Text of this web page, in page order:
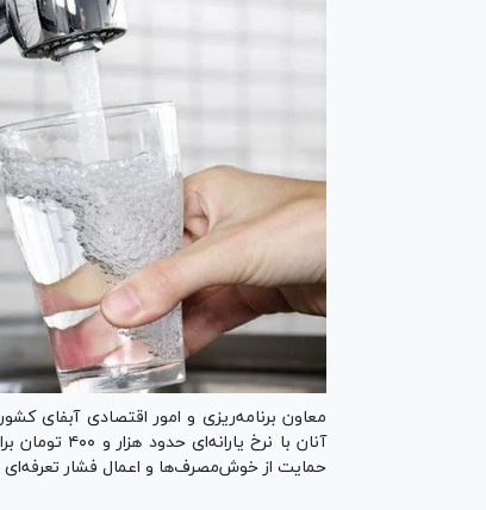
آنان با
حمایت از خوش‌مصرف‌ها و اعمال فشار تعرفه‌ای بر ۵ درصد مشترکان پرمصرف